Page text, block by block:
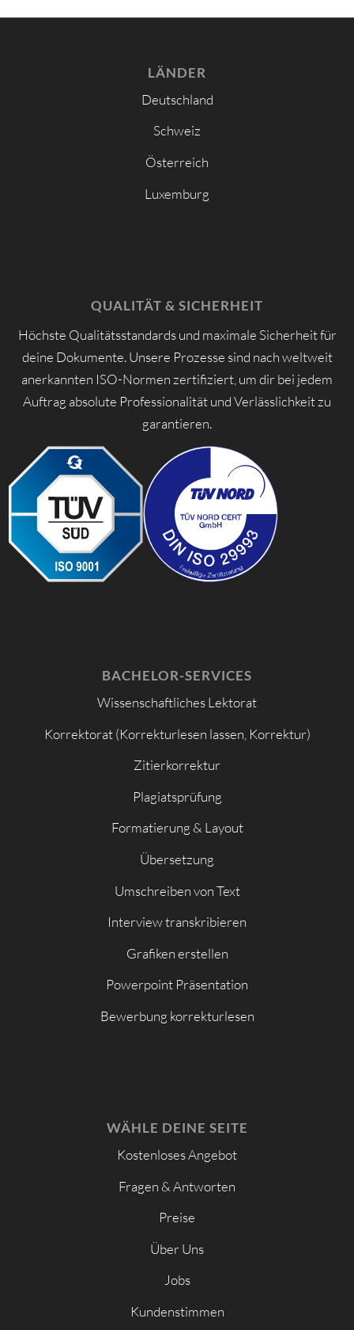
LÄNDER
Deutschland
Schweiz
Österreich
Luxemburg
QUALITÄT & SICHERHEIT
Höchste Qualitätsstandards und maximale Sicherheit für
deine Dokumente. Unsere Prozesse sind nach weltweit
anerkannten ISO-Normen zertifiziert, um dir bei jedem
Auftrag absolute Professionalität und Verlässlichkeit zu
garantieren.
BACHELOR-SERVICES
Wissenschaftliches Lektorat
Korrektorat (Korrekturlesen lassen, Korrektur)
Zitierkorrektur
Plagiatsprüfung
Formatierung & Layout
Übersetzung
Umschreiben von Text
Interview transkribieren
Grafiken erstellen
Powerpoint Präsentation
Bewerbung korrekturlesen
WÄHLE DEINE SEITE
Kostenloses Angebot
Fragen & Antworten
Preise
Über Uns
Jobs
Kundenstimmen